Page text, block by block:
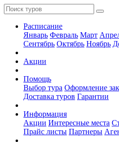
Расписание
Январь Февраль Март
Сентябрь Октябрь Ноябрь
Акции
Помощь
Выбор тура Оформление
Доставка туров Гарантии
Информация
Акции Интересные места
Прайс листы Партнеры